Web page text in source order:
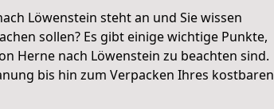
Löwenstein steht an und Sie wissen
sollen? Es gibt einige wichtige Punkte,
Herne nach Löwenstein zu beachten sind.
bis hin zum Verpacken Ihres kostbaren